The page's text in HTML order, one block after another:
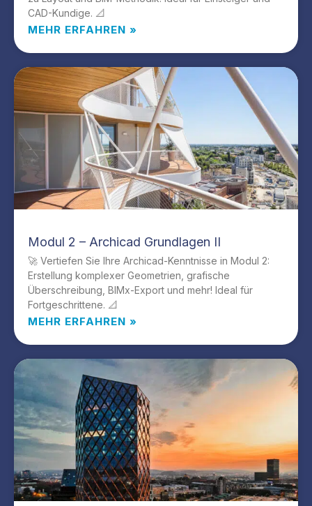
CAD-Kundige. 📐
MEHR ERFAHREN »
Modul 2 – Archicad Grundlagen II
🚀 Vertiefen Sie Ihre Archicad-Kenntnisse in Modul 2:
Erstellung komplexer Geometrien, grafische
Überschreibung, BIMx-Export und mehr! Ideal für
Fortgeschrittene. 📐
MEHR ERFAHREN »